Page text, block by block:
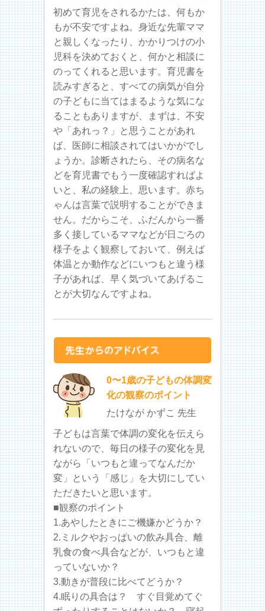
初めて育児をされるかたは、何もか
もが不安ですよね。身近な先輩ママ
と親しくなったり、かかりつけの小
児科を決めておくと、何かと相談に
のってくれると思います。育児書を
読みすぎると、すべての病気が自分
の子どもに当てはまるような気にな
ることもありますが、まずは、不安
や「あれっ？」と思うことがあれ
ば、医師に相談されてはいかがでし
ょうか。診断されたら、その病名な
どを育児書でもう一度確認すればよ
いと、私の経験上、思います。赤ち
ゃんは言葉で説明することができま
せん。だからこそ、ふだんから一番
多く接しているママなどが日ごろの
様子をよく観察しておいて、例えば
体温とか動作などにいつもと違う様
子があれば、早く気づいてあげるこ
とが大切なんですよね。
0〜1歳の子どもの体調変
化の観察のポイント
たけなが かずこ 先生
子どもは言葉で体調の変化を伝えら
れないので、毎日の様子の変化を見
ながら「いつもと違ってなんだか
変」という「感じ」を大切にしてい
ただきたいと思います。
■観察のポイント
1.あやしたときにご機嫌かどうか？
2.ミルクやおっぱいの飲み具合、離
乳食の食べ具合などが、いつもと違
っていないか？
3.動きが普段に比べてどうか？
4.眠りの具合は？ すぐ目覚めてぐ